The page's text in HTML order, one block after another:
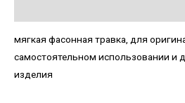
мягкая фасонная травка, для
самостоятельном использовании и
изделия